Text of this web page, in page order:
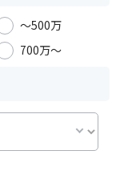
〜500万
700万〜